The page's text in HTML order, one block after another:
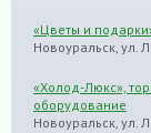
«Цветы и
Новоуральск, ул.
«Холод-Люкс»,
оборудование
Новоуральск, ул.